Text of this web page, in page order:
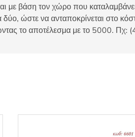
με βάση τον χώρο που
ώστε να ανταποκρίνεται στο
το αποτέλεσμα με το 5000.